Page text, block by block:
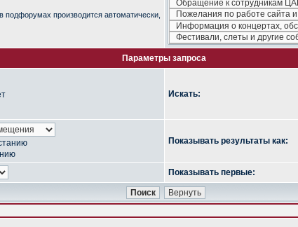
производится автоматически,
Параметры запроса
Искать:
Показывать результаты как:
Показывать первые: